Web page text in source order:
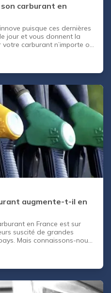
carburant en
puisque ces dernières
jour et vous donnent la
carburant n’importe où
augmente-t-il en
en France est sur
suscité de grandes
Mais connaissons-nous